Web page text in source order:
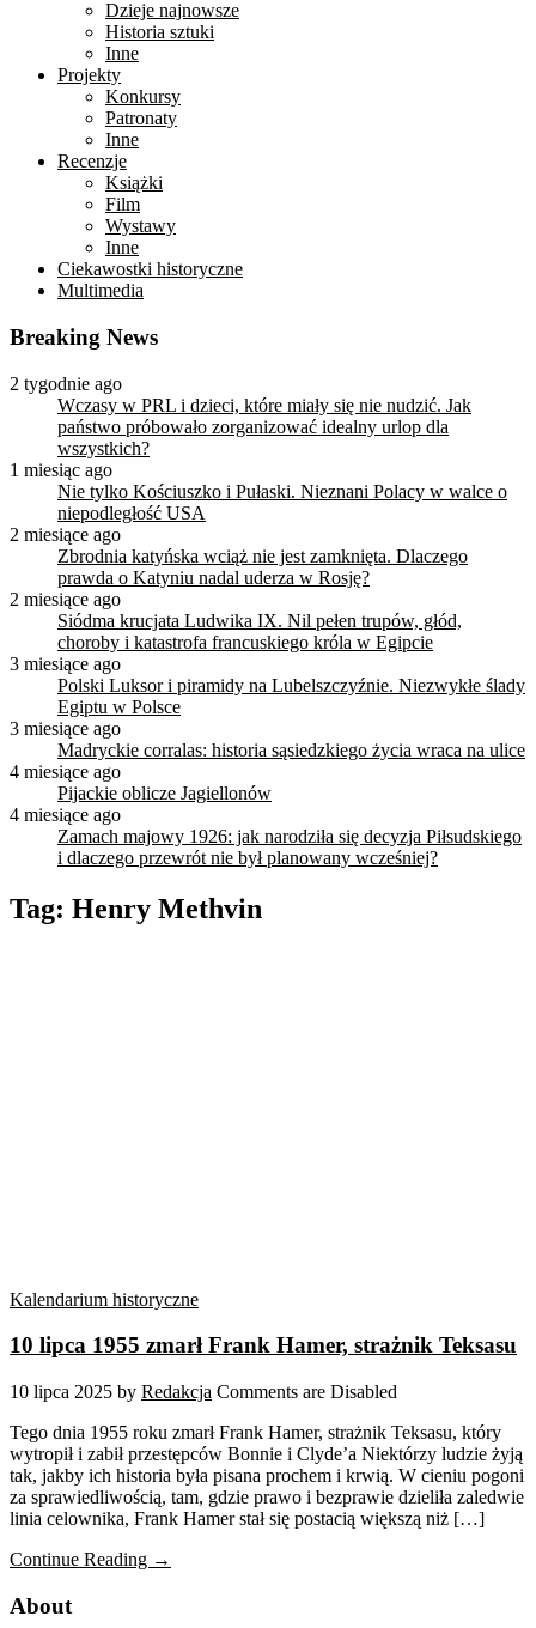
Dzieje najnowsze
Historia sztuki
Inne
Projekty
Konkursy
Patronaty
Inne
Recenzje
Książki
Film
Wystawy
Inne
Ciekawostki historyczne
Multimedia
Breaking News
2 tygodnie ago
Wczasy w PRL i dzieci, które miały się nie nudzić. Jak
państwo próbowało zorganizować idealny urlop dla
wszystkich?
1 miesiąc ago
Nie tylko Kościuszko i Pułaski. Nieznani Polacy w walce o
niepodległość USA
2 miesiące ago
Zbrodnia katyńska wciąż nie jest zamknięta. Dlaczego
prawda o Katyniu nadal uderza w Rosję?
2 miesiące ago
Siódma krucjata Ludwika IX. Nil pełen trupów, głód,
choroby i katastrofa francuskiego króla w Egipcie
3 miesiące ago
Polski Luksor i piramidy na Lubelszczyźnie. Niezwykłe ślady
Egiptu w Polsce
3 miesiące ago
Madryckie corralas: historia sąsiedzkiego życia wraca na ulice
4 miesiące ago
Pijackie oblicze Jagiellonów
4 miesiące ago
Zamach majowy 1926: jak narodziła się decyzja Piłsudskiego
i dlaczego przewrót nie był planowany wcześniej?
Tag: Henry Methvin
Kalendarium historyczne
10 lipca 1955 zmarł Frank Hamer, strażnik Teksasu
10 lipca 2025 by Redakcja Comments are Disabled
Tego dnia 1955 roku zmarł Frank Hamer, strażnik Teksasu, który
wytropił i zabił przestępców Bonnie i Clyde’a Niektórzy ludzie żyją
tak, jakby ich historia była pisana prochem i krwią. W cieniu pogoni
za sprawiedliwością, tam, gdzie prawo i bezprawie dzieliła zaledwie
linia celownika, Frank Hamer stał się postacią większą niż […]
Continue Reading →
About